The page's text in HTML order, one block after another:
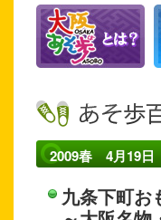
2009春 4月19
九条下町お